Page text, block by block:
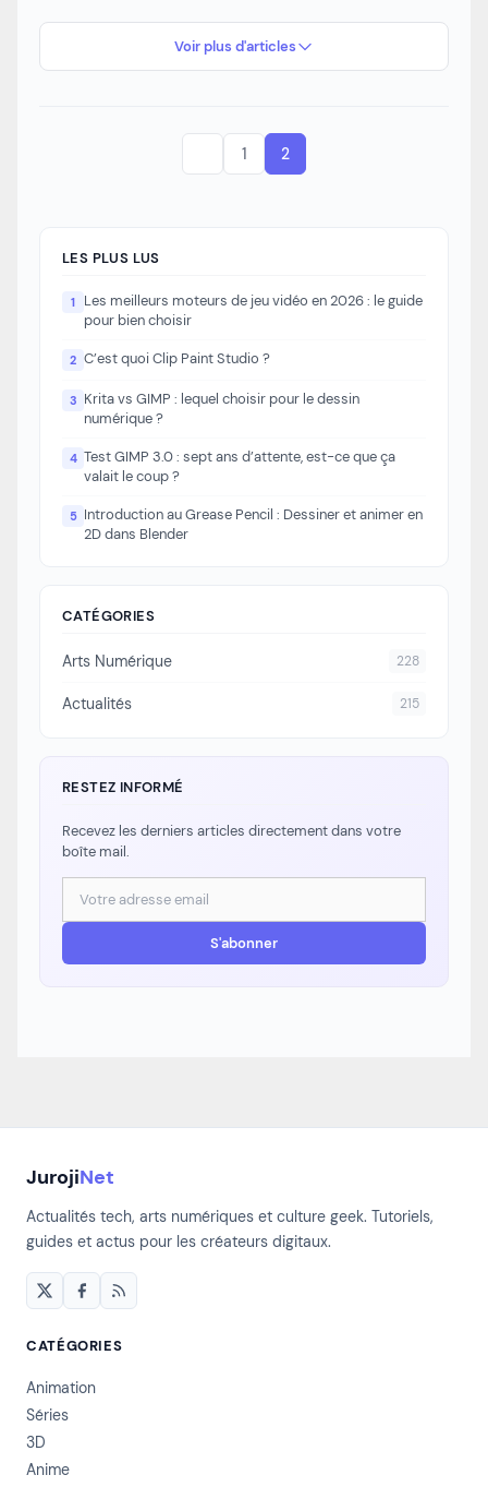
Voir plus d'articles
1 2
LES PLUS LUS
1
Les meilleurs moteurs de jeu vidéo en 2026 : le guide
pour bien choisir
2 C’est quoi Clip Paint Studio ?
3 Krita vs GIMP : lequel choisir pour le dessin
numérique ?
4 Test GIMP 3.0 : sept ans d’attente, est-ce que ça
valait le coup ?
5 Introduction au Grease Pencil : Dessiner et animer en
2D dans Blender
RESTEZ INFORMÉ
Recevez les derniers articles directement dans votre
boîte mail.
Adresse email
S'abonner
CATÉGORIES
Arts Numérique 228
Actualités 215
JurojiNet
Actualités tech, arts numériques et culture geek. Tutoriels,
guides et actus pour les créateurs digitaux.
CATÉGORIES
Animation
Séries
3D
Anime